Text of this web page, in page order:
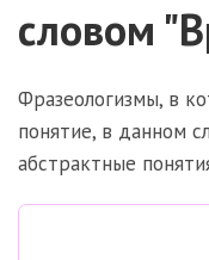
словом
Фразеологизмы, в
понятие, в данном
абстрактные